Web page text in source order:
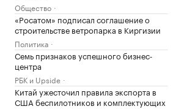
Общество
«Росатом» подписал соглашение о
строительстве ветропарка в Киргизии
Политика
Семь признаков успешного бизнес-
центра
РБК и Upside
Китай ужесточил правила экспорта в
США беспилотников и комплектующих